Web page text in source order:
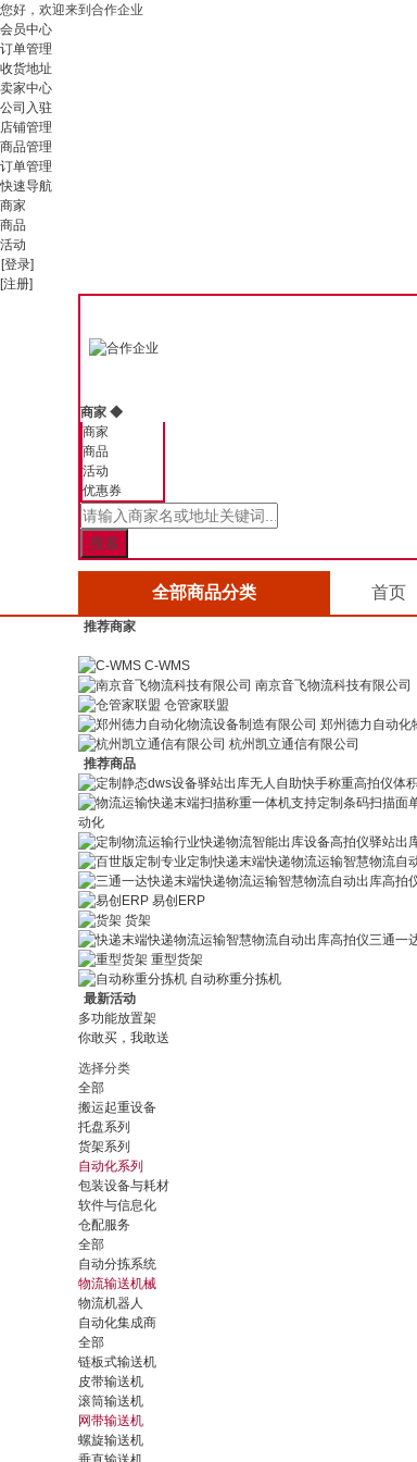
您好，欢迎来到合作企业
会员中心
订单管理
收货地址
卖家中心
公司入驻
店铺管理
商品管理
订单管理
快速导航
商家
商品
活动
[登录]
[注册]
商家 ◆
商家
商品
活动
优惠券
全部商品分类 首页
推荐商家
C-WMS
南京音飞物流科技有限公司
仓管家联盟
郑州德力自动化
杭州凯立通信有限公司
推荐商品
动化
易创ERP
货架
重型货架
自动称重分拣机
最新活动
多功能放置架
你敢买，我敢送
选择分类
全部
搬运起重设备
托盘系列
货架系列
自动化系列
包装设备与耗材
软件与信息化
仓配服务
全部
自动分拣系统
物流输送机械
物流机器人
自动化集成商
全部
链板式输送机
皮带输送机
滚筒输送机
网带输送机
螺旋输送机